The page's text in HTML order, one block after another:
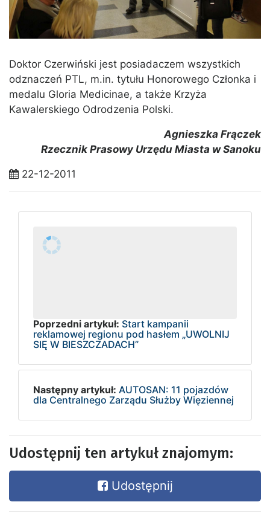
Doktor Czerwiński jest posiadaczem wszystkich
odznaczeń PTL, m.in. tytułu Honorowego Członka i
medalu Gloria Medicinae, a także Krzyża
Kawalerskiego Odrodzenia Polski.
Agnieszka Frączek
Rzecznik Prasowy Urzędu Miasta w Sanoku
22-12-2011
Poprzedni artykuł: Start kampanii
reklamowej regionu pod hasłem „UWOLNIJ
SIĘ W BIESZCZADACH”
Następny artykuł: AUTOSAN: 11 pojazdów
dla Centralnego Zarządu Służby Więziennej
Udostępnij ten artykuł znajomym:
Udostępnij